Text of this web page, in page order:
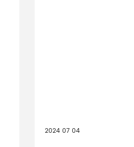
2024 07 04